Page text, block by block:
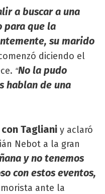
a buscar a una
para que la
su marido
diciendo el
“No la pudo
hablan de una
Tagliani y aclaró
Nebot a la gran
y no tenemos
con estos eventos,
ante la